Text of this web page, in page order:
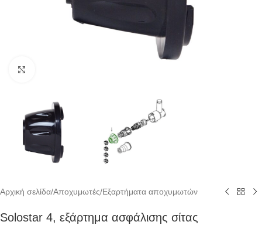
Αρχική σελίδα/Αποχυμωτές/Εξαρτήματα αποχυμωτών
Solostar 4, εξάρτημα ασφάλισης σίτας